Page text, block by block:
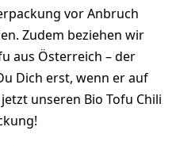
vor Anbruch
Zudem beziehen wir
aus Österreich – der
Dich erst, wenn er auf
unseren Bio Tofu Chili